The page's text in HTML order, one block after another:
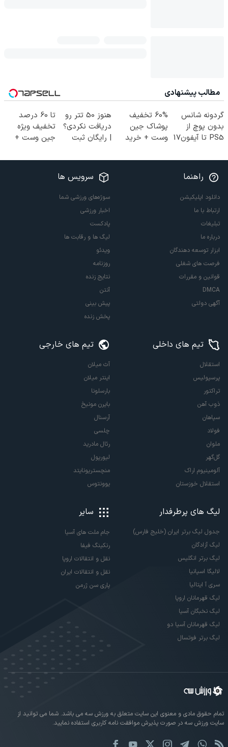
مطالب پیشنهادی
گردونه شانس
بدون پوچ از
PS5 تا آیفون17
60% تخفیف
پوشاک جین
وست + خرید
هنوز 50 تتر رو
دریافت نکردی؟
| رایگان ثبت
شروع کن!
تا 60 درصد
تخفیف ویژه
جین وست +
راهنما
دانلود اپلیکیشن
ارتباط با ما
تبلیغات
درباره ما
ابزار توسعه دهندگان
فرصت های شغلی
قوانین و مقررات
DMCA
آگهی دولتی
سرویس ها
سوژه‌های ورزشی شما
اخبار ورزشی
پادکست
لیگ ها و رقابت ها
ویدئو
روزنامه
نتایج زنده
آنتن
پیش بینی
پخش زنده
تیم های داخلی
استقلال
پرسپولیس
تراکتور
ذوب آهن
سپاهان
فولاد
ملوان
گل‌گهر
آلومینیوم اراک
استقلال خوزستان
تیم های خارجی
آث میلان
اینتر میلان
بارسلونا
بایرن مونیخ
آرسنال
چلسی
رئال مادرید
لیورپول
منچستریونایتد
یوونتوس
لیگ های پرطرفدار
جدول لیگ برتر ایران (خلیج فارس)
لیگ آزادگان
لیگ برتر انگلیس
لالیگا اسپانیا
سری آ ایتالیا
لیگ قهرمانان اروپا
لیگ نخبگان آسیا
لیگ قهرمانان آسیا دو
لیگ برتر فوتسال
سایر
جام ملت های آسیا
رنکینگ فیفا
نقل و انتقالات اروپا
نقل و انتقالات ایران
پاری سن ژرمن
تمام حقوق مادی و معنوی این سایت متعلق به ورزش سه می باشد. شما می توانید از
سایت ورزش سه در صورت پذیرش موافقت نامه کاربری استفاده نمایید.